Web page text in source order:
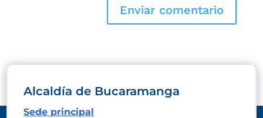
Alcaldía de Bucaramanga
Sede principal